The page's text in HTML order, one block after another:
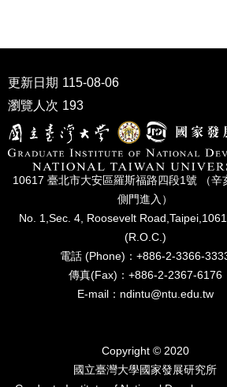
研
究
期
刊
試
區
更新日期 115-08-06
瀏覽人次 193
10617 臺北市⼤安區羅斯福路四段1號 （辛
側⾨進入）
No. 1,Sec. 4, Roosevelt
(R.O.C.)
電話 (Phone)：+886-2-3366-
傳真(Fax)：+886-2-2367-6176
E-mail：ndintu@ntu.edu.tw
Copyright © 2020
國立臺灣⼤學國家發展研究所